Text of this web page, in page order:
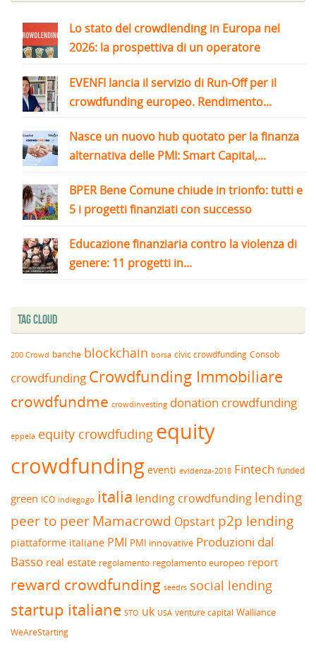
Lo stato del crowdlending in Europa nel
2026: la prospettiva di un operatore
EVENFI lancia il servizio di Run-Off per il
crowdfunding europeo. Rendimento...
Nasce un nuovo hub quotato per la finanza
alternativa delle PMI: Smart Capital,...
BPER Bene Comune chiude in trionfo: tutti e
5 i progetti finanziati con successo
Educazione finanziaria contro la violenza di
genere: 11 progetti in...
Tag Cloud
200 Crowd banche blockchain borsa civic crowdfunding Consob
crowdfunding Crowdfunding Immobiliare
crowdfundme crowdinvesting donation crowdfunding
eppela equity crowdfuding equity
crowdfunding eventi evidenza-2018 Fintech funded
green ICO indiegogo italia lending crowdfunding lending
peer to peerMamacrowd Opstart p2p lending
piattaforme italiane PMI PMI innovative Produzioni dal
Basso real estate regolamento regolamento europeo report
reward crowdfunding seedrs social lending
startup italiane STO uk USA venture capital Walliance
WeAreStarting